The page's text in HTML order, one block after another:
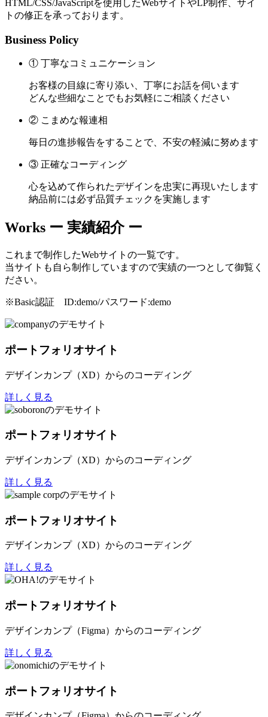
HTML/CSS/JavaScriptを使用したWebサイトやLP制作、サイ
トの修正を承っております。
Business Policy
① 丁寧なコミュニケーション
お客様の目線に寄り添い、丁寧にお話を伺います
どんな些細なことでもお気軽にご相談ください
② こまめな報連相
毎日の進捗報告をすることで、不安の軽減に努めます
③ 正確なコーディング
心を込めて作られたデザインを忠実に再現いたします
納品前には必ず品質チェックを実施します
Works ー 実績紹介 ー
これまで制作したWebサイトの一覧です。
当サイトも自ら制作していますので実績の一つとして御覧く
ださい。
※Basic認証 ID:demo/パスワード:demo
ポートフォリオサイト
デザインカンプ（XD）からのコーディング
詳しく見る
ポートフォリオサイト
デザインカンプ（XD）からのコーディング
詳しく見る
ポートフォリオサイト
デザインカンプ（XD）からのコーディング
詳しく見る
ポートフォリオサイト
デザインカンプ（Figma）からのコーディング
詳しく見る
ポートフォリオサイト